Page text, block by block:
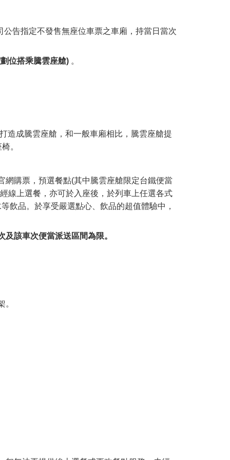
告指定不發售無座位車票之車廂，持當日當次
位搭乘騰雲座艙) 。
造成騰雲座艙，和一般車廂相比，騰雲座艙提
。
購票，預選餐點(其中騰雲座艙限定台鐵便當
線上選餐，亦可於入座後，於列車上任選各式
飲品。於享受嚴選點心、飲品的超值體驗中，
該車次便當派送區間為限。